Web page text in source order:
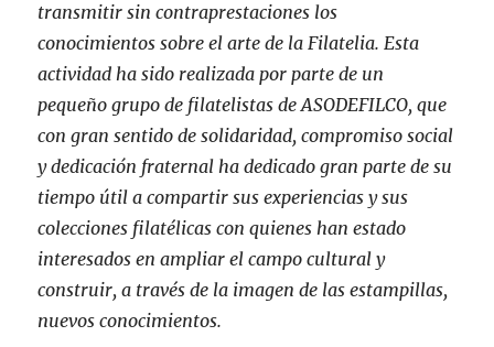
transmitir sin contraprestaciones los
conocimientos sobre el arte de la Filatelia. Esta
actividad ha sido realizada por parte de un
pequeño grupo de filatelistas de ASODEFILCO, que
con gran sentido de solidaridad, compromiso social
y dedicación fraternal ha dedicado gran parte de su
tiempo útil a compartir sus experiencias y sus
colecciones filatélicas con quienes han estado
interesados en ampliar el campo cultural y
construir, a través de la imagen de las estampillas,
nuevos conocimientos.